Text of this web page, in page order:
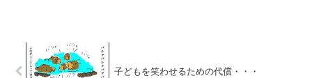
子どもを笑わせるための代償・・・